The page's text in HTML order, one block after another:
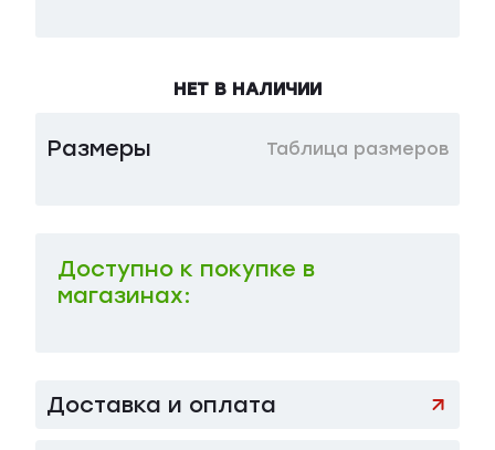
НЕТ В НАЛИЧИИ
Размеры Таблица размеров
Доступно к покупке в
магазинах:
Доставка и оплата